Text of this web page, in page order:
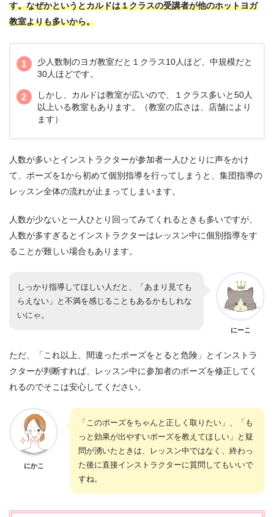
す。なぜかというとカルドは１クラスの受講者が他のホットヨガ
教室よりも多いから。
少人数制のヨガ教室だと１クラス10人ほど、中規模だと
30人ほどです。
しかし、カルドは教室が広いので、１クラス多いと50人
以上いる教室もあります。（教室の広さは、店舗により
ます）
人数が多いとインストラクターが参加者一人ひとりに声をかけ
て、ポーズを1から初めて個別指導を行ってしまうと、集団指導の
レッスン全体の流れが止まってしまいます。
人数が少ないと一人ひとり回ってみてくれるときも多いですが、
人数が多すぎるとインストラクターはレッスン中に個別指導をす
ることが難しい場合もあります。
しっかり指導してほしい人だと、「あまり見ても
らえない」と不満を感じることもあるかもしれな
いにゃ。
にーこ
ただ、「これ以上、間違ったポーズをとると危険」とインストラ
クターが判断すれば、レッスン中に参加者のポーズを修正してく
れるのでそこは安心してください。
にかこ
「このポーズをちゃんと正しく取りたい」、「も
っと効果が出やすいポーズを教えてほしい」と疑
問が湧いたときは、レッスン中ではなく、終わっ
た後に直接インストラクターに質問してもいいで
すね。